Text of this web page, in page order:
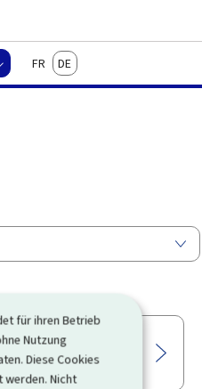
für ihren Betrieb
Nutzung
Diese Cookies
werden. Nicht
FrançaisDeutsch
Schulden